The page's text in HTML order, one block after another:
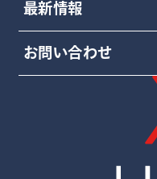
最新情報
お問い合わせ